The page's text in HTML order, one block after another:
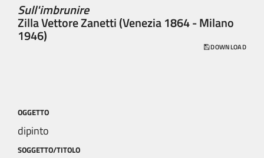
Sull'imbrunire
Zilla Vettore Zanetti (Venezia 1864 - Milano
1946)
DOWNLOAD
OGGETTO
dipinto
SOGGETTO/TITOLO